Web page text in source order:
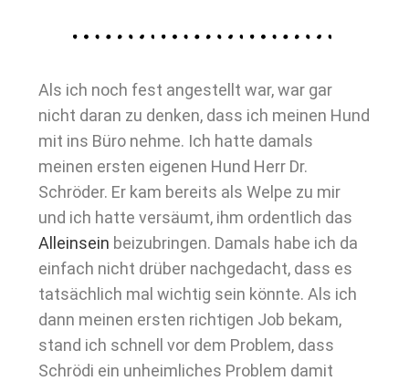
Als ich noch fest angestellt war, war gar
nicht daran zu denken, dass ich meinen Hund
mit ins Büro nehme. Ich hatte damals
meinen ersten eigenen Hund Herr Dr.
Schröder. Er kam bereits als Welpe zu mir
und ich hatte versäumt, ihm ordentlich das
Alleinsein beizubringen. Damals habe ich da
einfach nicht drüber nachgedacht, dass es
tatsächlich mal wichtig sein könnte. Als ich
dann meinen ersten richtigen Job bekam,
stand ich schnell vor dem Problem, dass
Schrödi ein unheimliches Problem damit